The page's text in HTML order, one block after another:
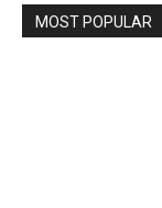
MOST POPULAR